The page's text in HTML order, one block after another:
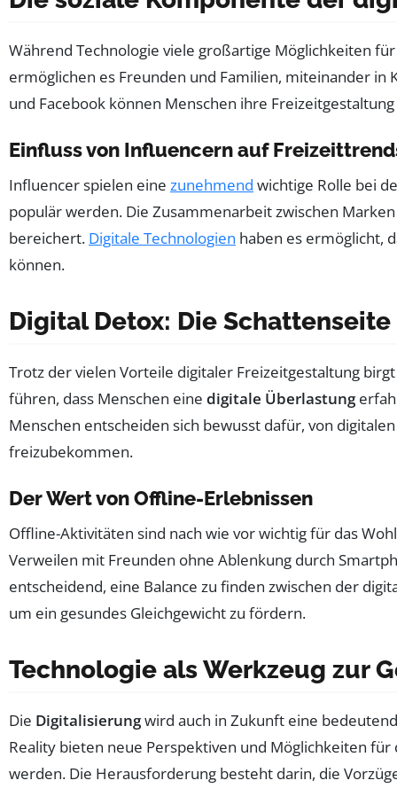
Während Technologie viele großartige Möglichkeiten
ermöglichen es Freunden und Familien, miteinander
und Facebook können Menschen ihre
Einfluss von Influencern auf
Influencer spielen eine zunehmend wichtige Rolle bei
populär werden. Die Zusammenarbeit zwischen
bereichert. Digitale Technologien haben es ermöglicht,
können.
Digital Detox: Die
Trotz der vielen Vorteile digitaler Freizeitgestaltung
führen, dass Menschen eine digitale Überlastung
Menschen entscheiden sich bewusst dafür, von
freizubekommen.
Der Wert von Offline-Erlebnissen
Offline-Aktivitäten sind nach wie vor wichtig für das
Verweilen mit Freunden ohne Ablenkung durch
entscheidend, eine Balance zu finden zwischen der
um ein gesundes Gleichgewicht zu fördern.
Technologie als Werkzeug zur
Die Digitalisierungwird auch in Zukunft eine
Reality bieten neue Perspektiven und Möglichkeiten
werden. Die Herausforderung besteht darin, die